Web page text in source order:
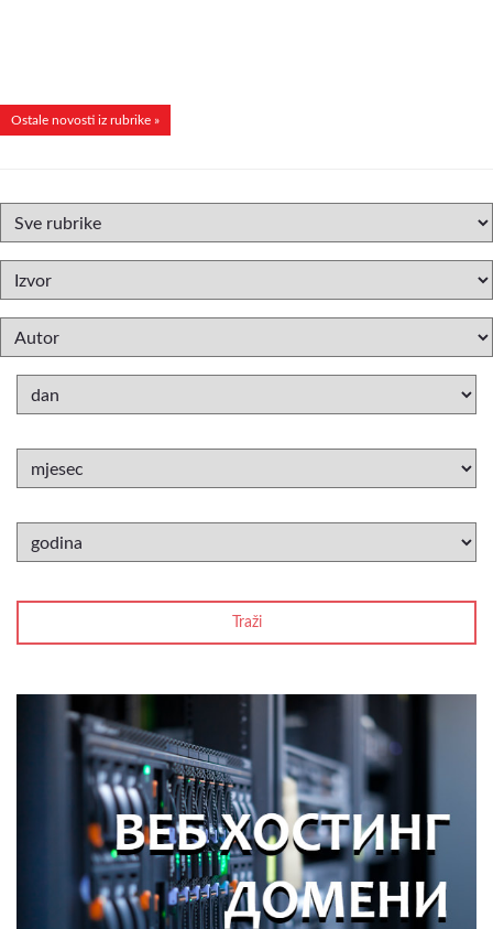
Ostale novosti iz rubrike »